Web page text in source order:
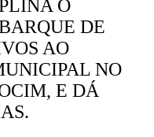
O
DE
AO
NO
E DÁ